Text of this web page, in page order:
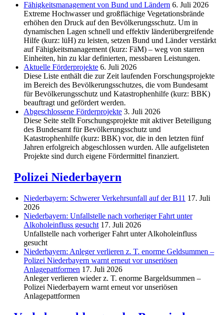
Fähigkeitsmanagement von Bund und Ländern 6. Juli 2026
Extreme Hochwasser und großflächige Vegetationsbrände
erhöhen den Druck auf den Bevölkerungsschutz. Um in
dynamischen Lagen schnell und effektiv länderübergreifende
Hilfe (kurz: lüH) zu leisten, setzen Bund und Länder verstärkt
auf Fähigkeitsmanagement (kurz: FäM) – weg von starren
Einheiten, hin zu klar definierten, messbaren Leistungen.
Aktuelle Förderprojekte 6. Juli 2026
Diese Liste enthält die zur Zeit laufenden Forschungsprojekte
im Bereich des Be­völkerungs­schutzes, die vom Bundesamt
für Bevölkerungsschutz und Katastrophenhilfe (kurz: BBK)
beauftragt und gefördert werden.
Abgeschlos­sene Förderprojekte 3. Juli 2026
Diese Seite stellt Forschungsprojekte mit aktiver Beteiligung
des Bundesamt für Bevölkerungsschutz und
Katastrophenhilfe (kurz: BBK) vor, die in den letzten fünf
Jahren erfolgreich abgeschlossen wurden. Alle aufgelisteten
Projekte sind durch eigene Fördermittel finanziert.
Polizei Niederbayern
Niederbayern: Schwerer Verkehrsunfall auf der B11 17. Juli
2026
Niederbayern: Unfallstelle nach vorheriger Fahrt unter
Alkoholeinfluss gesucht 17. Juli 2026
Unfallstelle nach vorheriger Fahrt unter Alkoholeinfluss
gesucht
Niederbayern: Anleger verlieren z. T. enorme Geldsummen –
Polizei Niederbayern warnt erneut vor unseriösen
Anlagepattformen 17. Juli 2026
Anleger verlieren wieder z. T. enorme Bargeldsummen –
Polizei Niederbayern warnt erneut vor unseriösen
Anlagepattformen